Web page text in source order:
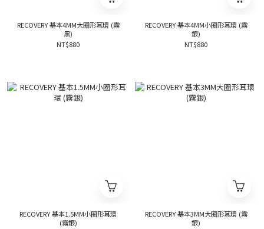
RECOVERY 基本4MM大圈形耳環 (霧
黑)
NT$880
RECOVERY 基本4MM小圈形耳環 (霧
銀)
NT$880
RECOVERY 基本1.5MM小圈形耳環
(霧銀)
RECOVERY 基本3MM大圈形耳環 (霧
銀)